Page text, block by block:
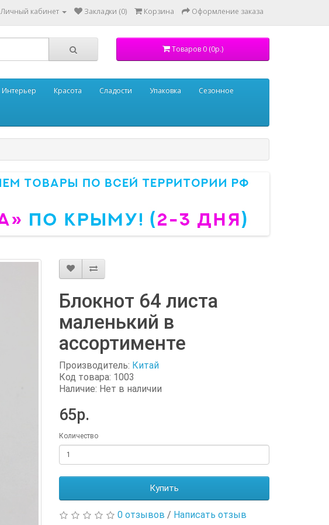
Личный кабинет Закладки (0) Корзина Оформление заказа
Товаров 0 (0р.)
Интерьер Красота Сладости Упаковка Сезонное
Блокнот 64 листа
маленький в
ассортименте
Производитель: Китай
Код товара: 1003
Наличие: Нет в наличии
65р.
Количество
Купить
0 отзывов / Написать отзыв